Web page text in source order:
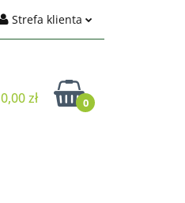
Strefa klienta
Zarejestruj się
Dodaj zgłoszenie
0,00 zł 0